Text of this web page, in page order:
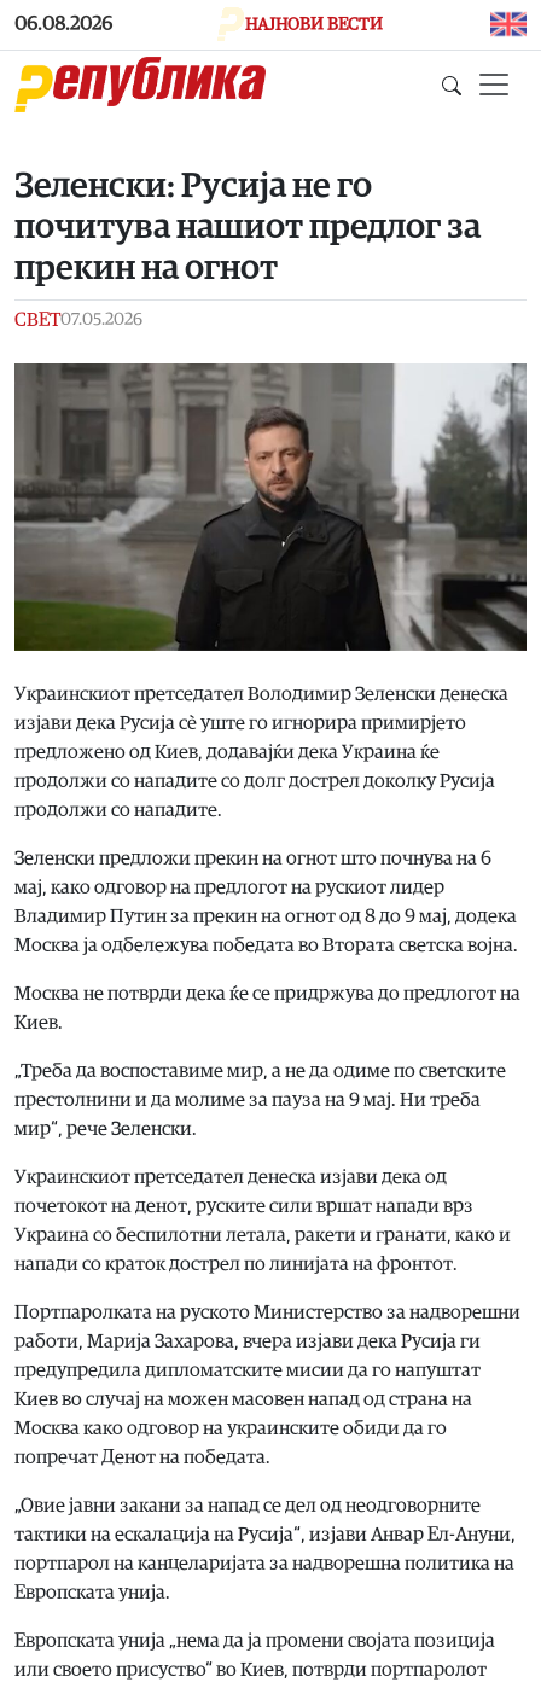
Skip to main content
06.08.2026 НАЈНОВИ ВЕСТИ
Зеленски: Русија не го
почитува нашиот предлог за
прекин на огнот
СВЕТ07.05.2026
Украинскиот претседател Володимир Зеленски денеска
изјави дека Русија сè уште го игнорира примирјето
предложено од Киев, додавајќи дека Украина ќе
продолжи со нападите со долг дострел доколку Русија
продолжи со нападите.
Зеленски предложи прекин на огнот што почнува на 6
мај, како одговор на предлогот на рускиот лидер
Владимир Путин за прекин на огнот од 8 до 9 мај, додека
Москва ја одбележува победата во Втората светска војна.
Москва не потврди дека ќе се придржува до предлогот на
Киев.
„Треба да воспоставиме мир, а не да одиме по светските
престолнини и да молиме за пауза на 9 мај. Ни треба
мир“, рече Зеленски.
Украинскиот претседател денеска изјави дека од
почетокот на денот, руските сили вршат напади врз
Украина со беспилотни летала, ракети и гранати, како и
напади со краток дострел по линијата на фронтот.
Портпаролката на руското Министерство за надворешни
работи, Марија Захарова, вчера изјави дека Русија ги
предупредила дипломатските мисии да го напуштат
Киев во случај на можен масовен напад од страна на
Москва како одговор на украинските обиди да го
попречат Денот на победата.
„Овие јавни закани за напад се дел од неодговорните
тактики на ескалација на Русија“, изјави Анвар Ел-Ануни,
портпарол на канцеларијата за надворешна политика на
Европската унија.
Европската унија „нема да ја промени својата позиција
или своето присуство“ во Киев, потврди портпаролот